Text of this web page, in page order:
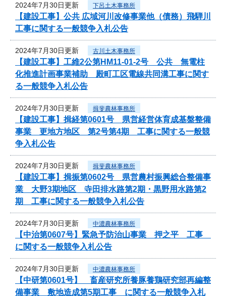
2024年7月30日更新 下呂土木事務所
【建設工事】公共 広域河川改修事業他（債務）飛騨川
工事に関する一般競争入札公告
2024年7月30日更新 古川土木事務所
【建設工事】工維2公第HM11-01-2号 公共 無電柱
化推進計画事業補助 殿町工区電線共同溝工事に関す
る一般競争入札公告
2024年7月30日更新 揖斐農林事務所
【建設工事】揖経第0601号 県営経営体育成基盤整備
事業 更地方地区 第2号第4期 工事に関する一般競
争入札公告
2024年7月30日更新 揖斐農林事務所
【建設工事】揖振第0602号 県営農村振興総合整備事
業 大野3期地区 寺田排水路第2期・黒野用水路第2
期 工事に関する一般競争入札公告
2024年7月30日更新 中濃農林事務所
【中治第0607号】緊急予防治山事業 押之平 工事
に関する一般競争入札公告
2024年7月30日更新 中濃農林事務所
【中研第0601号】 畜産研究所養豚養鶏研究部再編整
備事業 敷地造成第5期工事 に関する一般競争入札